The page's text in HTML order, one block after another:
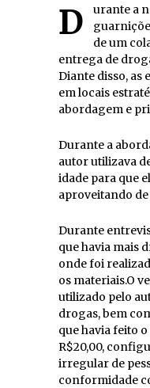
Durante a noite de ontem, as
de um
entrega de
Diante disso, as
em locais
abordagem e
Durante a
autor utilizava
idade para que
aproveitando
Durante
que havia mais
onde foi
os materiais.O
utilizado pelo
drogas, bem
que havia feito
R$20,00,
irregular de
conformidade